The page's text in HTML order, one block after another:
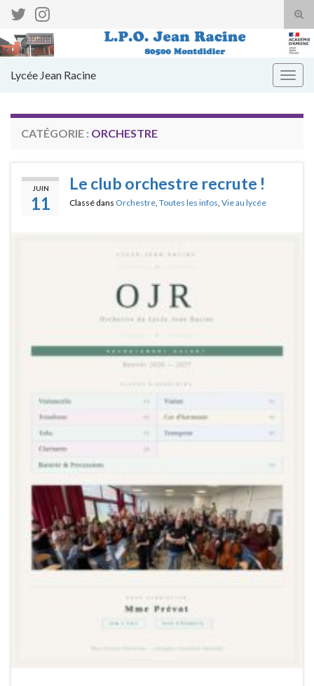
Search for:
Lycée Jean Racine
CATÉGORIE : ORCHESTRE
JUIN
11
Le club orchestre recrute !
Classé dans Orchestre, Toutes les infos, Vie au lycée